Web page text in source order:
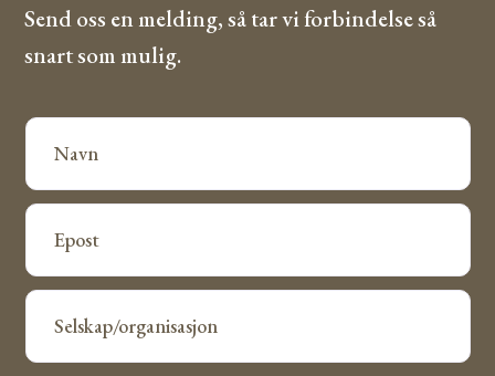
Send oss en melding, så tar vi forbindelse så
snart som mulig.